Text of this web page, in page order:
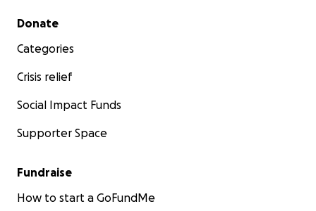
Secondary menu
Donate
Categories
Crisis relief
Social Impact Funds
Supporter Space
Fundraise
How to start a GoFundMe